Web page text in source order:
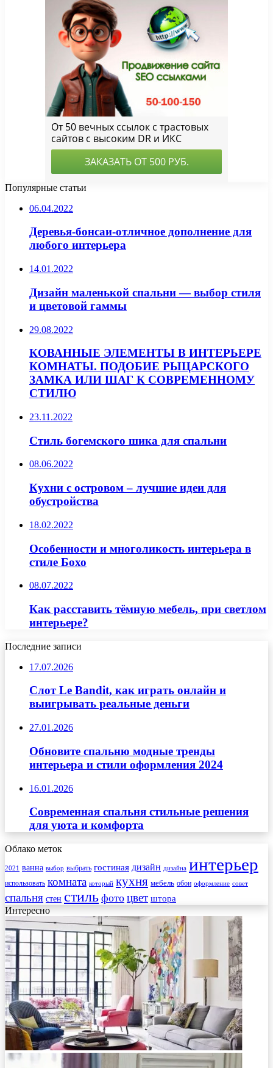
Популярные статьи
06.04.2022
Деревья-бонсаи-отличное дополнение для
любого интерьера
14.01.2022
Дизайн маленькой спальни — выбор стиля
и цветовой гаммы
29.08.2022
КОВАННЫЕ ЭЛЕМЕНТЫ В ИНТЕРЬЕРЕ
КОМНАТЫ. ПОДОБИЕ РЫЦАРСКОГО
ЗАМКА ИЛИ ШАГ К СОВРЕМЕННОМУ
СТИЛЮ
23.11.2022
Стиль богемского шика для спальни
08.06.2022
Кухни с островом – лучшие идеи для
обустройства
18.02.2022
Особенности и многоликость интерьера в
стиле Бохо
08.07.2022
Как расставить тёмную мебель, при светлом
интерьере?
Последние записи
17.07.2026
Слот Le Bandit, как играть онлайн и
выигрывать реальные деньги
27.01.2026
Обновите спальню модные тренды
интерьера и стили оформления 2024
16.01.2026
Современная спальня стильные решения
для уюта и комфорта
Облако меток
2021 ванна выбор выбрать гостиная дизайн дизайна интерьер
использовать комната который кухня мебель обои оформление совет
спальня стен стиль фото цвет штора
Интересно